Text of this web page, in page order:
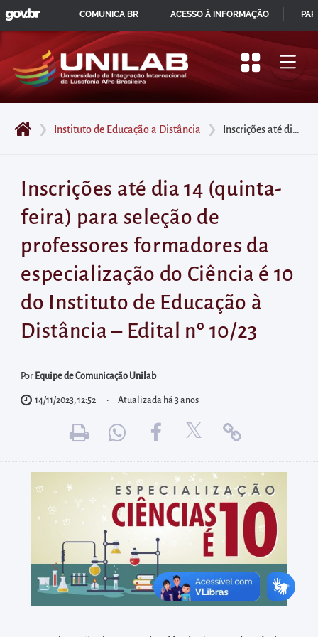
Pular
para
início
do
principal
Acessar
diretamente
menu
principal
Acessar
diretamente
à
para
realizar
Acessar
diretamente
informações
no
rodapé
❯ Instituto de Educação a Distância ❯ Inscrições até dia 14 (quinta-feira) para seleção de professores formadores da especialização do Ciência é 10 do Instituto de Educação à Distância – Edital nº 10/23
Inscrições até dia 14 (quinta-
feira) para seleção de
professores formadores da
especialização do Ciência é 10
do Instituto de Educação à
Distância – Edital nº 10/23
Por Equipe de Comunicação Unilab
14/11/2023, 12:52 Atualizada há 3 anos
IR
PARA
CONTEÚDO
GOVBR
COMUNICA BR ACESSO À INFORMAÇÃO